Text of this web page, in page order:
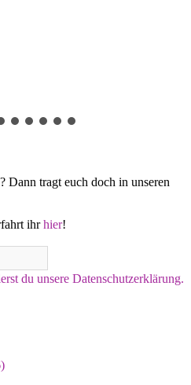
Dann tragt euch doch in unseren
ihrhier!
du unsere Datenschutzerklärung.